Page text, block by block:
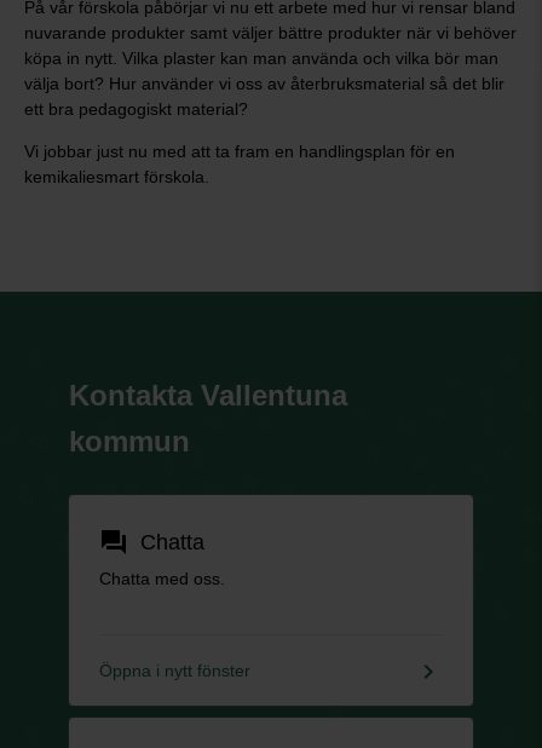
På vår förskola påbörjar vi nu ett arbete med hur vi rensar bland
nuvarande produkter samt väljer bättre produkter när vi behöver
köpa in nytt. Vilka plaster kan man använda och vilka bör man
välja bort? Hur använder vi oss av återbruksmaterial så det blir
ett bra pedagogiskt material?
Vi jobbar just nu med att ta fram en handlingsplan för en
kemikaliesmart förskola.
Kontakta Vallentuna
kommun
forum Chatta
Chatta med oss.
Öppna i nytt fönster keyboard_arrow_right